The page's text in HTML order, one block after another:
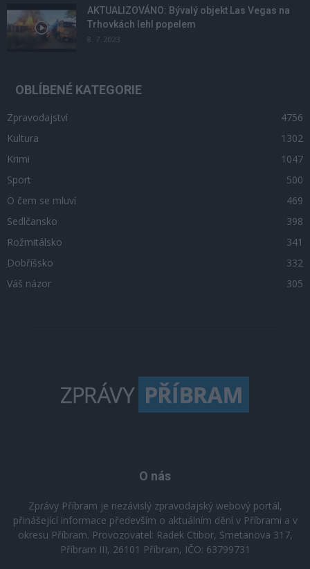
AKTUALIZOVÁNO: Bývalý objekt Las Vegas na
Trhovkách lehl popelem
8. 7. 2023
OBLÍBENÉ KATEGORIE
Zpravodajství
4756
Kultura
1302
Krimi
1047
Sport
500
O čem se mluví
469
Sedlčansko
398
Rožmitálsko
341
Dobříšsko
332
Váš názor
305
O nás
Zprávy Příbram je nezávislý zpravodajský webový portál,
přinášející informace především o aktuálním dění v Příbrami a v
okresu Příbram. Provozovatel: Radek Ctibor, Smetanova 317,
Příbram III, 26101 Příbram, IČO: 63799731